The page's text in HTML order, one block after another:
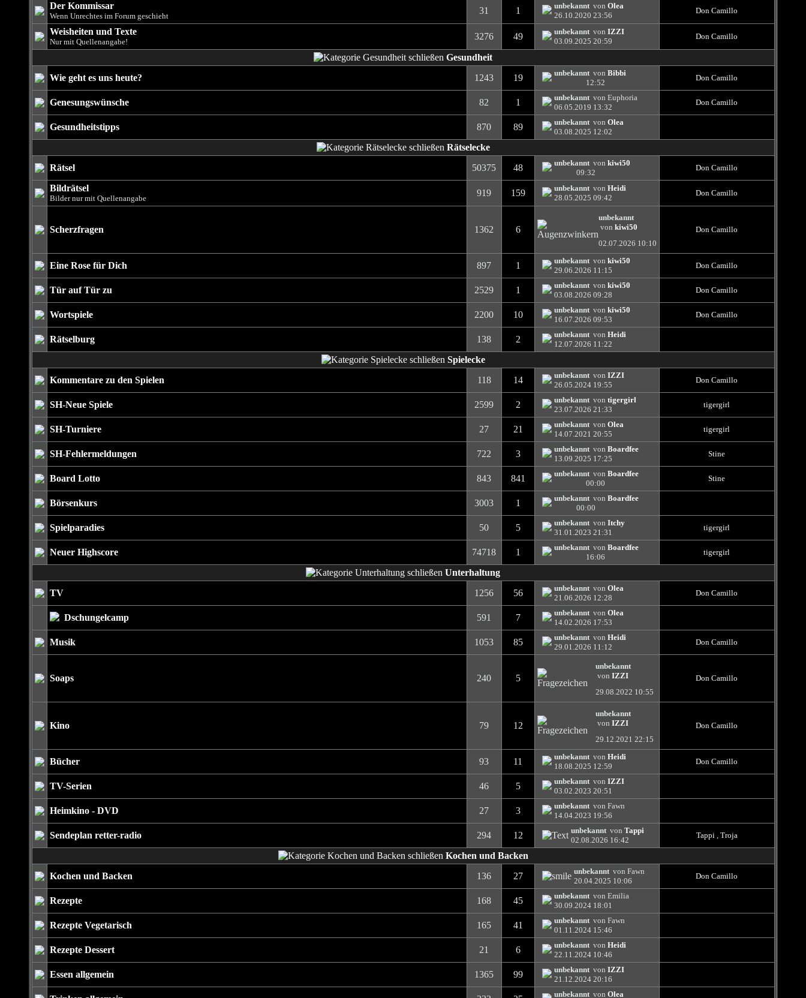
Der Kommissar
Wenn Unrechtes im Forum geschieht
31 1 unbekanntvon Olea
26.10.2020 23:56
Don Camillo
Weisheiten und Texte
Nur mit Quellenangabe!
3276 49 unbekanntvon IZZI
03.09.2025 20:59
Don Camillo
Gesundheit
Wie geht es uns heute?
1243 19 unbekanntvon Bibbi
12:52
Don Camillo
Genesungswünsche 82 1 unbekanntvon Euphoria
06.05.2019 13:32
Don Camillo
Gesundheitstipps 870 89 unbekanntvon Olea
03.08.2025 12:02
Rätselecke
Rätsel
50375 48 unbekanntvon kiwi50
09:32
Don Camillo
Bildrätsel
Bilder nur mit Quellenangabe
919 159 unbekanntvon Heidi
28.05.2025 09:42
Don Camillo
Scherzfragen 1362 6
unbekannt
von kiwi50
02.07.2026 10:10
Don Camillo
Eine Rose für Dich 897 1 unbekanntvon kiwi50
29.06.2026 11:15
Don Camillo
Tür auf Tür zu 2529 1 unbekanntvon kiwi50
03.08.2026 09:28
Don Camillo
Wortspiele 2200 10 unbekanntvon kiwi50
16.07.2026 09:53
Don Camillo
Rätselburg 138 2 unbekanntvon Heidi
12.07.2026 11:22
Spielecke
Kommentare zu den Spielen
118 14 unbekanntvon IZZI
26.05.2024 19:55
Don Camillo
SH-Neue Spiele 2599 2 unbekanntvon tigergirl
23.07.2026 21:33
tigergirl
SH-Turniere 27 21 unbekanntvon Olea
14.07.2021 20:55
tigergirl
SH-Fehlermeldungen 722 3 unbekanntvon Boardfee
13.09.2025 17:25
Stine
Board Lotto 843 841 unbekanntvon Boardfee
00:00
Stine
Börsenkurs 3003 1 unbekanntvon Boardfee
00:00
Spielparadies 50 5 unbekanntvon Itchy
31.01.2023 21:31
tigergirl
Neuer Highscore 74718 1 unbekanntvon Boardfee
16:06
tigergirl
Unterhaltung
TV
1256 56 unbekanntvon Olea
21.06.2026 12:28
Don Camillo
Dschungelcamp 591 7 unbekanntvon Olea
14.02.2026 17:53
Musik 1053 85 unbekanntvon Heidi
29.01.2026 11:12
Don Camillo
Soaps 240 5
unbekannt
von IZZI
29.08.2022 10:55
Don Camillo
Kino 79 12
unbekannt
von IZZI
29.12.2021 22:15
Don Camillo
Bücher 93 11 unbekanntvon Heidi
18.08.2025 12:59
Don Camillo
TV-Serien 46 5 unbekanntvon IZZI
03.02.2023 20:51
Heimkino - DVD 27 3 unbekanntvon Fawn
14.04.2023 19:56
Sendeplan retter-radio 294 12 unbekanntvon Tappi
02.08.2026 16:42
Tappi, Troja
Kochen und Backen
Kochen und Backen
136 27 unbekanntvon Fawn
20.04.2025 10:06
Don Camillo
Rezepte 168 45 unbekanntvon Emilia
30.09.2024 18:01
Rezepte Vegetarisch 165 41 unbekanntvon Fawn
01.11.2024 15:46
Rezepte Dessert 21 6 unbekanntvon Heidi
22.11.2024 10:46
Essen allgemein 1365 99 unbekanntvon IZZI
21.12.2024 20:16
unbekanntvon Olea